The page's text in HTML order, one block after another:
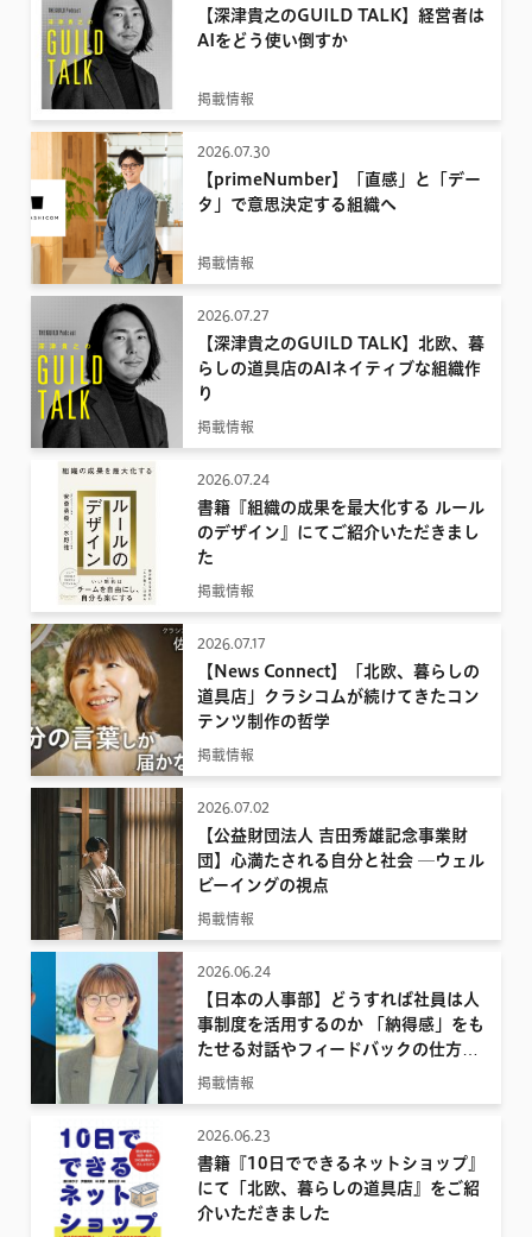
【深津貴之のGUILD TALK】経営者は
AIをどう使い倒すか
掲載情報
2026.07.30
【primeNumber】「直感」と「デー
タ」で意思決定する組織へ
掲載情報
2026.07.27
【深津貴之のGUILD TALK】北欧、暮
らしの道具店のAIネイティブな組織作
り
掲載情報
2026.07.24
書籍『組織の成果を最大化する ルール
のデザイン』にてご紹介いただきまし
た
掲載情報
2026.07.17
【News Connect】「北欧、暮らしの
道具店」クラシコムが続けてきたコン
テンツ制作の哲学
掲載情報
2026.07.02
【公益財団法人 吉田秀雄記念事業財
団】心満たされる自分と社会 ─ウェル
ビーイングの視点
掲載情報
2026.06.24
【日本の人事部】どうすれば社員は人
事制度を活用するのか 「納得感」をも
たせる対話やフィードバックの仕方を
考える
掲載情報
2026.06.23
書籍『10日でできるネットショップ』
にて「北欧、暮らしの道具店』をご紹
介いただきました